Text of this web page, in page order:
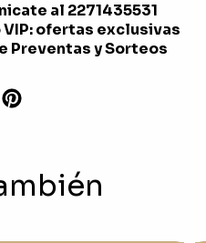
al 2271435531
VIP: ofertas exclusivas
Preventas y Sorteos